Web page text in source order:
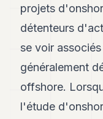
projets
détenteurs
se voir
généralement
offshore.
l'étude